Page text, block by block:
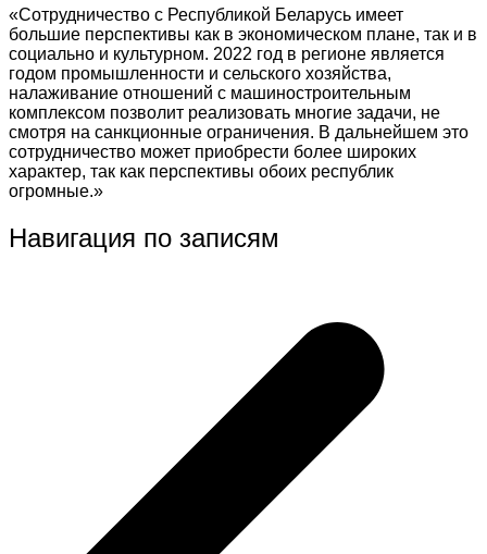
«Сотрудничество с Республикой Беларусь имеет
большие перспективы как в экономическом плане, так и в
социально и культурном. 2022 год в регионе является
годом промышленности и сельского хозяйства,
налаживание отношений с машиностроительным
комплексом позволит реализовать многие задачи, не
смотря на санкционные ограничения. В дальнейшем это
сотрудничество может приобрести более широких
характер, так как перспективы обоих республик
огромные.»
Навигация по записям